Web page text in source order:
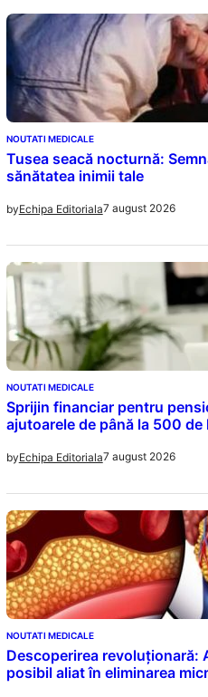
NOUTATI MEDICALE
Tusea seacă nocturnă:
sănătatea inimii tale
byEchipa Editoriala7 august 2026
NOUTATI MEDICALE
Sprijin financiar pentru
ajutoarele de până la 500 de
byEchipa Editoriala7 august 2026
NOUTATI MEDICALE
Descoperirea revoluționară:
posibil aliat în eliminarea